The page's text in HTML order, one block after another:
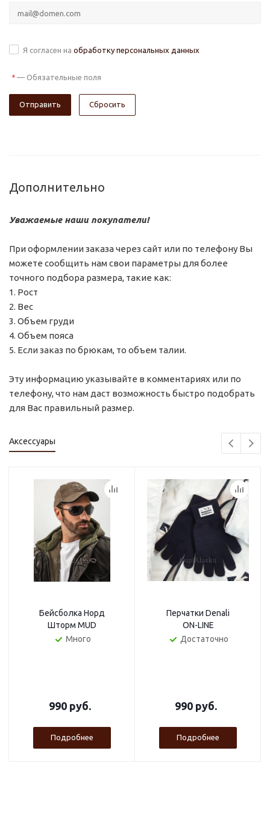
Я согласен на обработку персональных данных
* — Обязательные поля
Сбросить
Дополнительно
Уважаемые наши покупатели!
При оформлении заказа через сайт или по телефону Вы
можете сообщить нам свои параметры для более
точного подбора размера, такие как:
1. Рост
2. Вес
3. Объем груди
4. Объем пояса
5. Если заказ по брюкам, то объем талии.
Эту информацию указывайте в комментариях или по
телефону, что нам даст возможность быстро подобрать
для Вас правильный размер.
Аксессуары
Бейсболка Норд
Шторм MUD
Много
990 руб.
Подробнее
Перчатки Denali
ON-LINE
Достаточно
990 руб.
Подробнее